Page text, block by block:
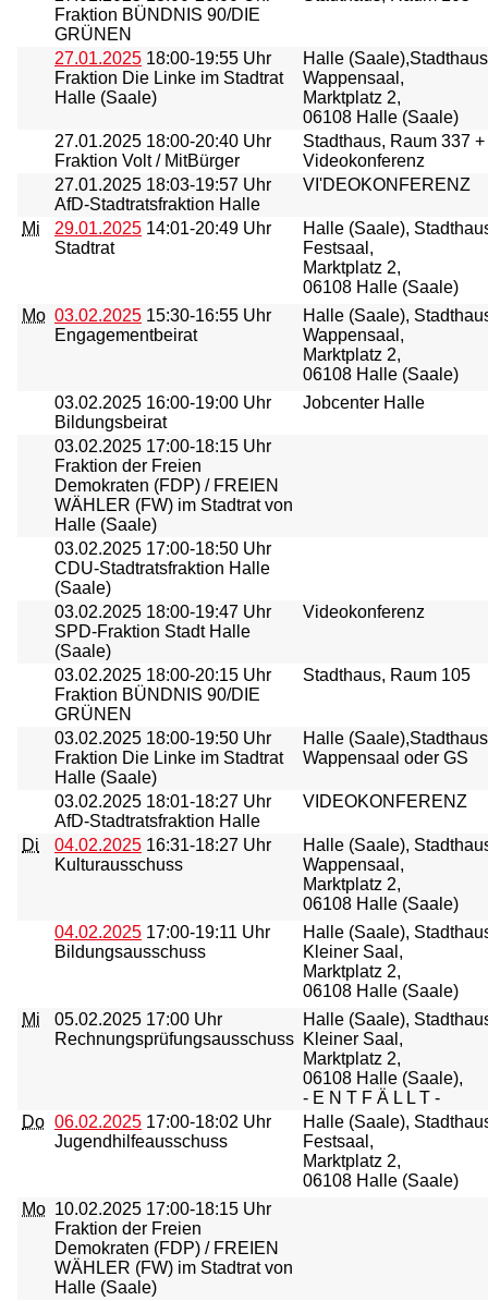
Fraktion BÜNDNIS 90/DIE
GRÜNEN
27.01.2025 18:00-19:55 Uhr
Fraktion Die Linke im Stadtrat
Halle (Saale)
Halle
Wappensaal,
Marktplatz 2,
06108 Halle (Saale)
27.01.2025 18:00-20:40 Uhr
Fraktion Volt / MitBürger
Stadthaus, Raum 337 +
Videokonferenz
27.01.2025 18:03-19:57 Uhr
AfD-Stadtratsfraktion Halle
VI'DEOKONFERENZ
Mi 29.01.2025 14:01-20:49 Uhr
Stadtrat
Halle (Saale),
Festsaal,
Marktplatz 2,
06108 Halle (Saale)
Mo 03.02.2025 15:30-16:55 Uhr
Engagementbeirat
Halle (Saale),
Wappensaal,
Marktplatz 2,
06108 Halle (Saale)
03.02.2025 16:00-19:00 Uhr
Bildungsbeirat
Jobcenter Halle
03.02.2025 17:00-18:15 Uhr
Fraktion der Freien
Demokraten (FDP) / FREIEN
WÄHLER (FW) im Stadtrat von
Halle (Saale)
03.02.2025 17:00-18:50 Uhr
CDU-Stadtratsfraktion Halle
(Saale)
03.02.2025 18:00-19:47 Uhr
SPD-Fraktion Stadt Halle
(Saale)
Videokonferenz
03.02.2025 18:00-20:15 Uhr
Fraktion BÜNDNIS 90/DIE
GRÜNEN
Stadthaus, Raum 105
03.02.2025 18:00-19:50 Uhr
Fraktion Die Linke im Stadtrat
Halle (Saale)
Halle
Wappensaal oder GS
03.02.2025 18:01-18:27 Uhr
AfD-Stadtratsfraktion Halle
VIDEOKONFERENZ
Di 04.02.2025 16:31-18:27 Uhr
Kulturausschuss
Halle (Saale),
Wappensaal,
Marktplatz 2,
06108 Halle (Saale)
04.02.2025 17:00-19:11 Uhr
Bildungsausschuss
Halle (Saale),
Kleiner Saal,
Marktplatz 2,
06108 Halle (Saale)
Mi
05.02.2025 17:00 Uhr
Rechnungsprüfungsausschuss
Halle (Saale),
Kleiner Saal,
Marktplatz 2,
06108 Halle (Saale),
- E N T F Ä L L T -
Do 06.02.2025 17:00-18:02 Uhr
Jugendhilfeausschuss
Halle (Saale),
Festsaal,
Marktplatz 2,
06108 Halle (Saale)
Mo 10.02.2025 17:00-18:15 Uhr
Fraktion der Freien
Demokraten (FDP) / FREIEN
WÄHLER (FW) im Stadtrat von
Halle (Saale)